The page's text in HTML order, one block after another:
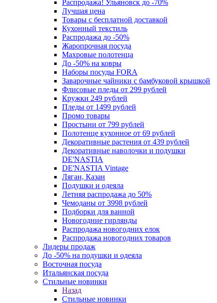
Распродажа! Ульяновск до -70%
Лучшая цена
Товары с бесплатной доставкой
Кухонный текстиль
Распродажа до -50%
Жаропрочная посуда
Махровые полотенца
До -50% на ковры
Наборы посуды FORA
Заварочные чайники с бамбуковой крышкой
Флисовые пледы от 299 рублей
Кружки 249 рублей
Пледы от 1499 рублей
Промо товары
Простыни от 799 рублей
Полотенце кухонное от 69 рублей
Декоративные растения от 439 рублей
Декоративные наволочки и подушки
DE'NASTIA
DE'NASTIA Vintage
Ляган, Казан
Подушки и одеяла
Летняя распродажа до 50%
Чемоданы от 3998 рублей
Подборки для ванной
Новогодние гирлянды
Распродажа новогодних елок
Распродажа новогодних товаров
Лидеры продаж
До -50% на подушки и одеяла
Восточная посуда
Итальянская посуда
Стильные новинки
Назад
Стильные новинки